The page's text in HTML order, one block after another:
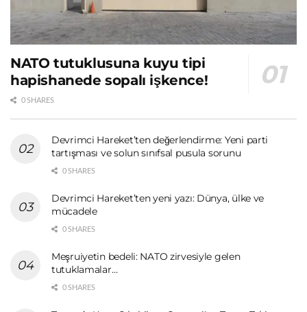
NATO tutuklusuna kuyu tipi
hapishanede sopalı işkence!
0 SHARES
Devrimci Hareket’ten değerlendirme: Yeni parti
tartışması ve solun sınıfsal pusula sorunu
0 SHARES
Devrimci Hareket’ten yeni yazı: Dünya, ülke ve
mücadele
0 SHARES
Meşruiyetin bedeli: NATO zirvesiyle gelen
tutuklamalar…
0 SHARES